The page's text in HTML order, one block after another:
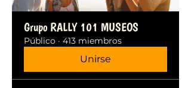
Grupo RALLY 101 MUSEOS
Público · 413 miembros
Unirse